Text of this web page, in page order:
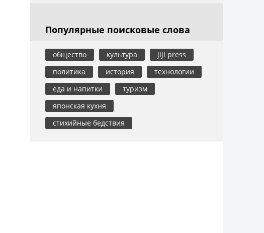
Популярные поисковые слова
общество культура
jiji press
политика
история
технологии
еда и напитки
туризм
японская кухня
стихийные бедствия